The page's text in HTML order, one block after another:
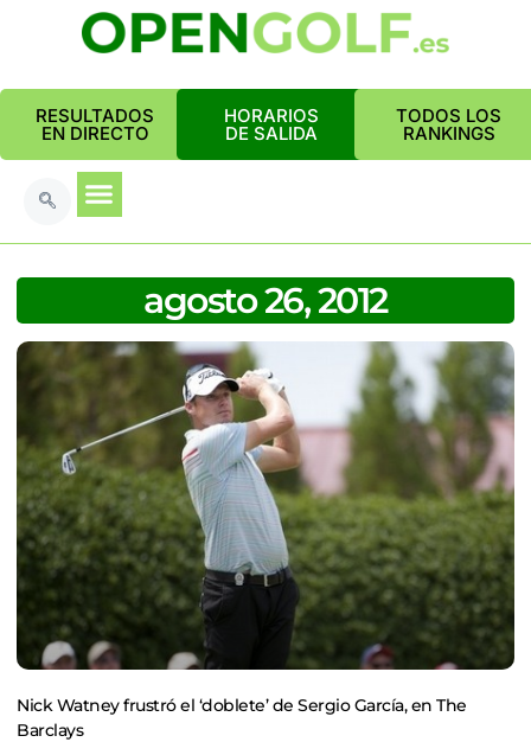
RESULTADOS
EN DIRECTO
HORARIOS
DE SALIDA
TODOS LOS
RANKINGS
agosto 26, 2012
Nick Watney frustró el ‘doblete’ de Sergio García, en The
Barclays